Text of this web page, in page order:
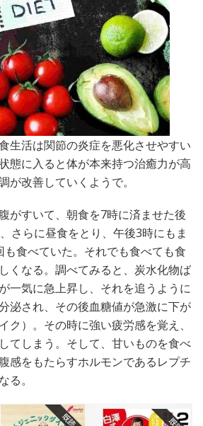
生活は関節の炎症を悪化させやすい
態に入ると体が本来持つ治癒力が高
が改善していくようで。
がすいて、朝食を7時に済ませた後
さらに昼食をとり、午後3時にもま
食べていた。それでも食べても食
くなる。調べてみると、炭水化物ば
一気に急上昇し、それを追うように
泌され、その後血糖値が急激に下が
ク）。その時に強い疲労感を覚え、
てしまう。そして、甘いものを食べ
感をもたらすホルモンであるレプチ
る。